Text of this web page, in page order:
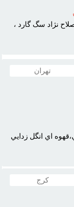
نژاد سگ گارد ،
تهران
اي انگل زدايي
کرج